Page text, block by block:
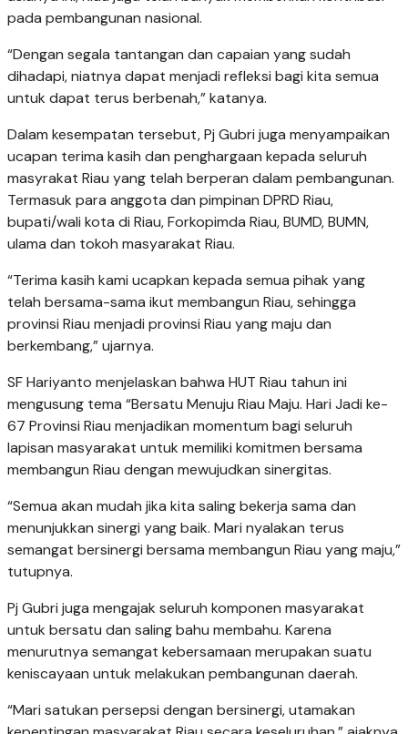
pada pembangunan nasional.
“Dengan segala tantangan dan capaian yang sudah
dihadapi, niatnya dapat menjadi refleksi bagi kita semua
untuk dapat terus berbenah,” katanya.
Dalam kesempatan tersebut, Pj Gubri juga menyampaikan
ucapan terima kasih dan penghargaan kepada seluruh
masyrakat Riau yang telah berperan dalam pembangunan.
Termasuk para anggota dan pimpinan DPRD Riau,
bupati/wali kota di Riau, Forkopimda Riau, BUMD, BUMN,
ulama dan tokoh masyarakat Riau.
“Terima kasih kami ucapkan kepada semua pihak yang
telah bersama-sama ikut membangun Riau, sehingga
provinsi Riau menjadi provinsi Riau yang maju dan
berkembang,” ujarnya.
SF Hariyanto menjelaskan bahwa HUT Riau tahun ini
mengusung tema “Bersatu Menuju Riau Maju. Hari Jadi ke-
67 Provinsi Riau menjadikan momentum bagi seluruh
lapisan masyarakat untuk memiliki komitmen bersama
membangun Riau dengan mewujudkan sinergitas.
“Semua akan mudah jika kita saling bekerja sama dan
menunjukkan sinergi yang baik. Mari nyalakan terus
semangat bersinergi bersama membangun Riau yang maju,”
tutupnya.
Pj Gubri juga mengajak seluruh komponen masyarakat
untuk bersatu dan saling bahu membahu. Karena
menurutnya semangat kebersamaan merupakan suatu
keniscayaan untuk melakukan pembangunan daerah.
“Mari satukan persepsi dengan bersinergi, utamakan